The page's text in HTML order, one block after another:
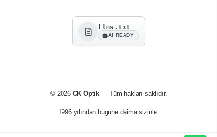
llms.txt
AI READY
© 2026 CK Optik— Tüm hakları saklıdır.
1996 yılından bugüne daima sizinle.